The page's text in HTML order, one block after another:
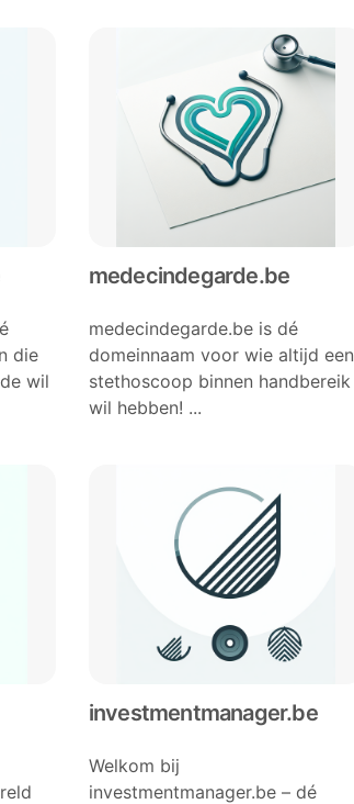
die
wil
medecindegarde.be
medecindegarde.be is dé
domeinnaam voor wie altijd een
stethoscoop binnen handbereik
wil hebben! ...
investmentmanager.be
Welkom bij
investmentmanager.be – dé